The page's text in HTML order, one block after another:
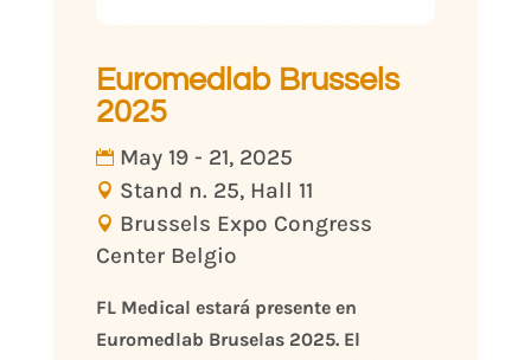
Euromedlab Brussels
2025
May 19 - 21, 2025
Stand n. 25, Hall 11
Brussels Expo Congress
Center Belgio
FL Medical estará presente en
Euromedlab Bruselas 2025. El